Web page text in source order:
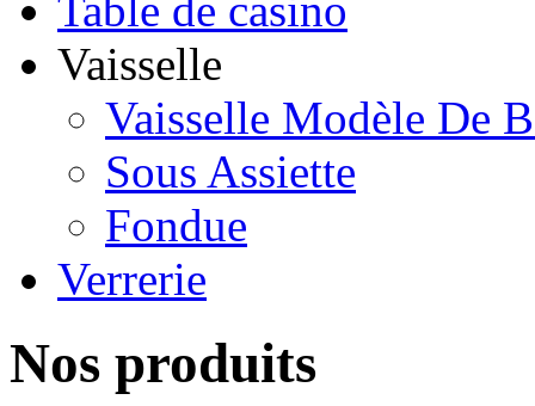
Vaisselle
Vaisselle Modèle De
Sous Assiette
Fondue
Verrerie
Nos produits